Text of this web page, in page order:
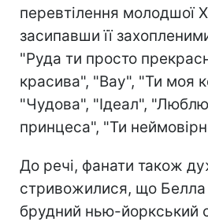
перевтілення молодшої
засипавши її
"Руда ти просто
красива", "Вау", "Ти моя
"Чудова", "Ідеал",
принцеса", "Ти
До речі, фанати також
стривожилися, що Белла
брудний нью-йоркський